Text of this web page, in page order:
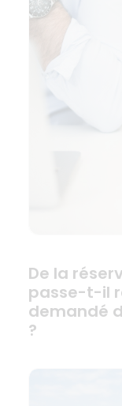
De la
passe-t-il
demandé
?